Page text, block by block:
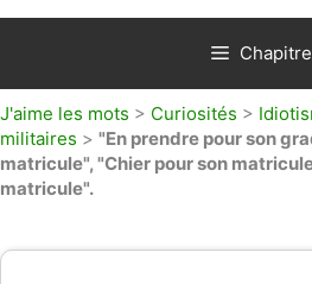
J'aime les mots > Curiosités >
militaires > "En prendre pour son
matricule", "Chier pour son
matricule".